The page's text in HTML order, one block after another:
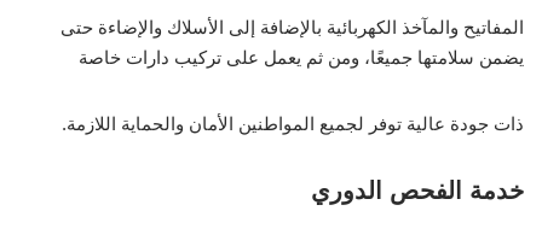
المفاتيح والمآخذ الكهربائية بالإضافة إلى الأسلاك والإضاءة حتى
يضمن سلامتها جميعًا، ومن ثم يعمل على تركيب دارات خاصة
ذات جودة عالية توفر لجميع المواطنين الأمان والحماية اللازمة.
خدمة الفحص الدوري